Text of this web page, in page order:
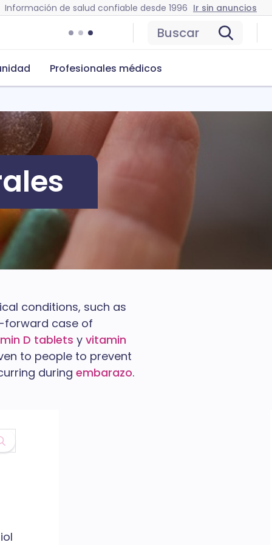
Información de salud confiable desde 1996 Ir sin anuncios
Buscar
Profesionales médicos
conditions, such as
forward case of
D tablets y vitamin
to people to prevent
during embarazo.